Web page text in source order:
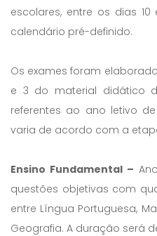
escolares, entre os dias
calendário pré-definido.
Os exames foram
e 3 do material didático
referentes ao ano letivo
varia de acordo com a
Ensino Fundamental –
questões objetivas com
entre Língua Portuguesa,
Geografia. A duração será